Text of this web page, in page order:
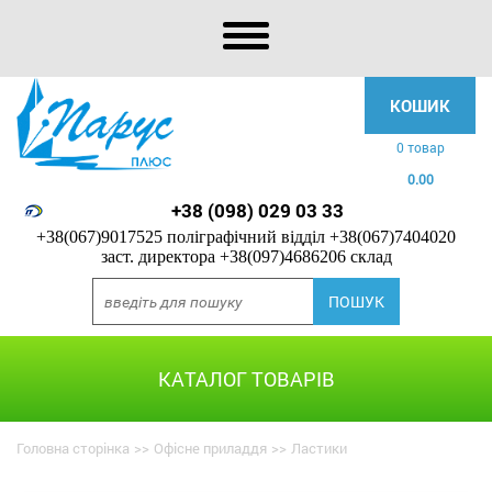
КОШИК
0 товар
0.00
+38 (098) 029 03 33
+38(067)9017525 поліграфічний відділ +38(067)7404020
заст. директора +38(097)4686206 склад
КАТАЛОГ ТОВАРІВ
Головна сторінка >> Офісне приладдя >> Ластики